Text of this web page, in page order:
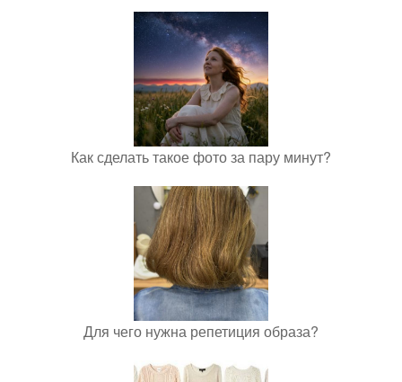
Как сделать такое фото за пару минут?
Для чего нужна репетиция образа?